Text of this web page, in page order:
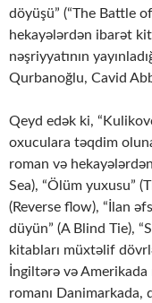
döyüşü” (“The Battle
hekayələrdən ibarət
nəşriyyatının
Qurbanoğlu, Cavid
Qeyd edək ki,
oxuculara təqdim
roman və
Sea), “Ölüm yuxusu”
(Reverse flow), “İlan
düyün” (A Blind Tie),
kitabları müxtəlif
İngiltərə və
romanı Danimarkada,